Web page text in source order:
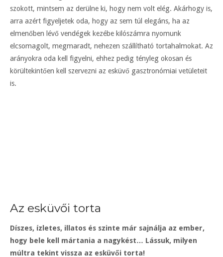
szokott, mintsem az derülne ki, hogy nem volt elég. Akárhogy is,
arra azért figyeljetek oda, hogy az sem túl elegáns, ha az
elmenőben lévő vendégek kezébe kilószámra nyomunk
elcsomagolt, megmaradt, nehezen szállítható tortahalmokat. Az
arányokra oda kell figyelni, ehhez pedig tényleg okosan és
körültekintően kell szervezni az esküvő gasztronómiai vetületeit
is.
Az esküvői torta
Díszes, ízletes, illatos és szinte már sajnálja az ember,
hogy bele kell mártania a nagykést… Lássuk, milyen
múltra tekint vissza az esküvői torta!